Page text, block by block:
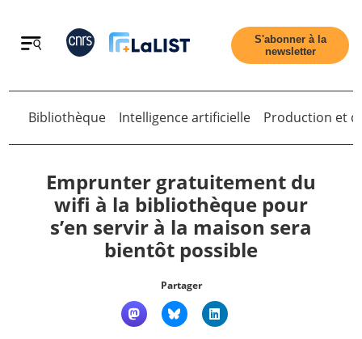
Retour
Accueil
Qui sommes nous ?
S'abonner à la
newsletter
Retour
Bibliothèque Intelligence artificielle Production et
Emprunter gratuitement du
wifi à la bibliothèque pour
s’en servir à la maison sera
bientôt possible
Partager